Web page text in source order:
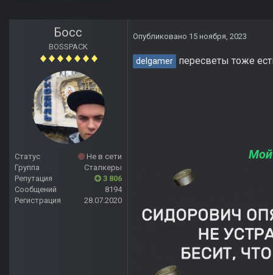
Босс
BOSSPACK
Статус
Не в сети
Группа
Сталкеры
Репутация
3 806
Сообщений
8194
Регистрация
28.07.2020
Опубликовано 15 ноября, 2023
delgamer пересветы тоже